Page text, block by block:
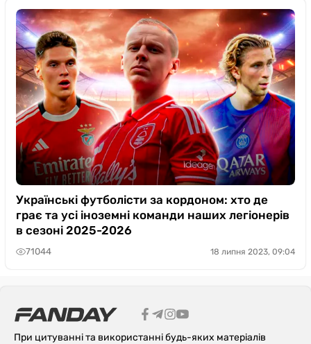
Українські футболісти за кордоном: хто де
грає та усі іноземні команди наших легіонерів
в сезоні 2025-2026
71044 18 липня 2023, 09:04
При цитуванні та використанні будь-яких матеріалів